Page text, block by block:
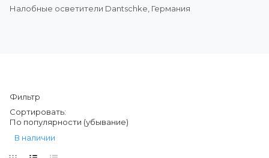
Налобные осветители Dantschke, Германия
Фильтр
Сортировать:
По популярности (убывание)
В наличии